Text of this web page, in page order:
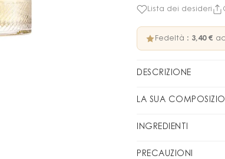
Lista dei desideri
Fedeltà : 3,40 €
DESCRIZIONE
Weekend pour
spontaneità ma
uniscono il
LA SUA
FAMIGLIA OLFATTIVA
PIRAMIDE OLFATTIVA
INGREDIENTI
Water, Alcohol
PRECAUZIONI